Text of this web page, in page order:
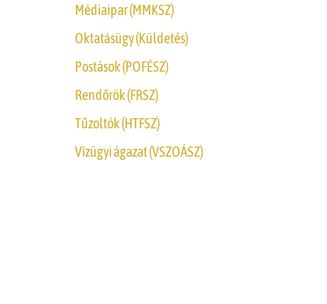
Médiaipar (MMKSZ)
Oktatásügy (Küldetés)
Postások (POFÉSZ)
Rendőrök (FRSZ)
Tűzoltók (HTFSZ)
Vízügyi ágazat (VSZOÁSZ)